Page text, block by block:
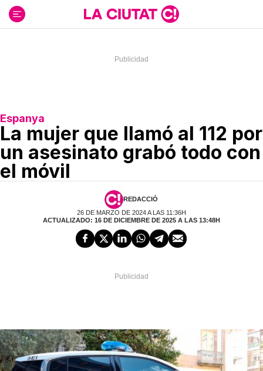
contenido
Espanya
La mujer que llamó al 112 por
un asesinato grabó todo con
el móvil
REDACCIÓ
26 DE MARZO DE 2024 A LAS 11:36H
ACTUALIZADO: 16 DE DICIEMBRE DE 2025 A LAS 13:48H